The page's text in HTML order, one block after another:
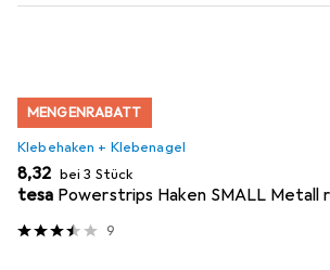
MENGENRABATT
Klebehaken + Klebenagel
EUR
8,32 bei 3 Stück
tesa Powerstrips Haken SMALL Metall
9